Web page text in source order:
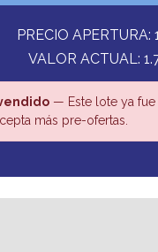
PRECIO APERTURA:
VALOR ACTUAL:
— Este lote ya fue
más pre-ofertas.